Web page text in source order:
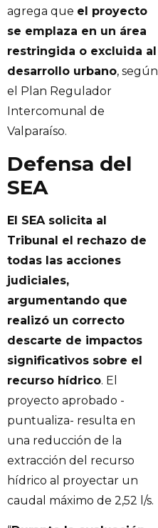
agrega que el proyecto
se emplaza en un área
restringida o excluida al
desarrollo urbano, según
el Plan Regulador
Intercomunal de
Valparaíso.
Defensa del
SEA
El SEA solicita al
Tribunal el rechazo de
todas las acciones
judiciales,
argumentando que
realizó un correcto
descarte de impactos
significativos sobre el
recurso hídrico. El
proyecto aprobado -
puntualiza- resulta en
una reducción de la
extracción del recurso
hídrico al proyectar un
caudal máximo de 2,52 l/s.